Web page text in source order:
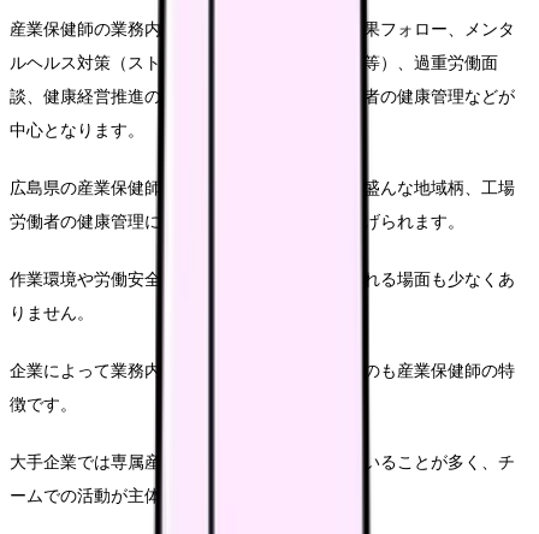
産業保健師の業務内容は、従業員の健康診断結果フォロー、メンタ
ルヘルス対策（ストレスチェック実施後の面談等）、過重労働面
談、健康経営推進のための企画立案、海外赴任者の健康管理などが
中心となります。
広島県の産業保健師の特徴としては、製造業が盛んな地域柄、工場
労働者の健康管理に関わる機会が多いことが挙げられます。
作業環境や労働安全衛生に関する知識が求められる場面も少なくあ
りません。
企業によって業務内容や待遇に大きな差があるのも産業保健師の特
徴です。
大手企業では専属産業医との連携体制が整っていることが多く、チ
ームでの活動が主体となります。